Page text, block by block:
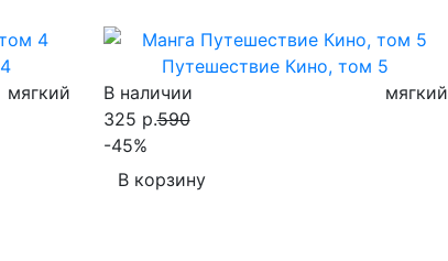
мягкий
Путешествие Кино, том 5
В наличии
мягкий
325 р.590
-45%
В корзину